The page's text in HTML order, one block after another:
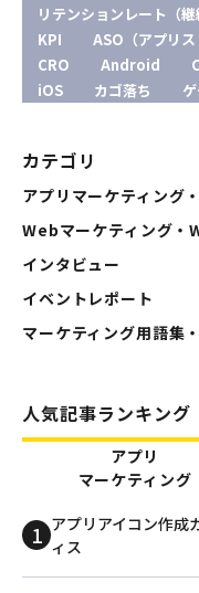
リテンションレート（継
KPI
ASO（アプリ
CRO
Android
iOS
カゴ落ち
カテゴリ
アプリマーケティング
Webマーケティング・
インタビュー
イベントレポート
マーケティング用語集
人気記事ランキング
アプリ
マーケティング
アプリアイコン作成
ィス